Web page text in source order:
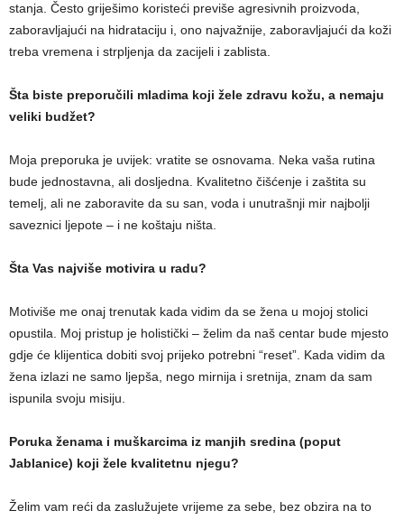
stanja. Često griješimo koristeći previše agresivnih proizvoda,
zaboravljajući na hidrataciju i, ono najvažnije, zaboravljajući da koži
treba vremena i strpljenja da zacijeli i zablista.
Šta biste preporučili mladima koji žele zdravu kožu, a nemaju
veliki budžet?
Moja preporuka je uvijek: vratite se osnovama. Neka vaša rutina
bude jednostavna, ali dosljedna. Kvalitetno čišćenje i zaštita su
temelj, ali ne zaboravite da su san, voda i unutrašnji mir najbolji
saveznici ljepote – i ne koštaju ništa.
Šta Vas najviše motivira u radu?
Motiviše me onaj trenutak kada vidim da se žena u mojoj stolici
opustila. Moj pristup je holistički – želim da naš centar bude mjesto
gdje će klijentica dobiti svoj prijeko potrebni “reset”. Kada vidim da
žena izlazi ne samo ljepša, nego mirnija i sretnija, znam da sam
ispunila svoju misiju.
Poruka ženama i muškarcima iz manjih sredina (poput
Jablanice) koji žele kvalitetnu njegu?
Želim vam reći da zaslužujete vrijeme za sebe, bez obzira na to